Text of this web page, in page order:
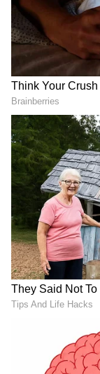
Image Credit :
దృశ్యం 3 మూవీ
దృశ్యం సినిమా
అఘాయిత్యానికి
కుట్టి(మోహన్‌
కొట్టడంతో
మూవీ అనేది
కొనసాగింపుని
అవుతుంది.
జార్జ్ కుట్టీ
పడుతుంటాడు.
మీనన్‌)తో సినిమా
ఆనందంలో తన
చేస్తుంటారు.